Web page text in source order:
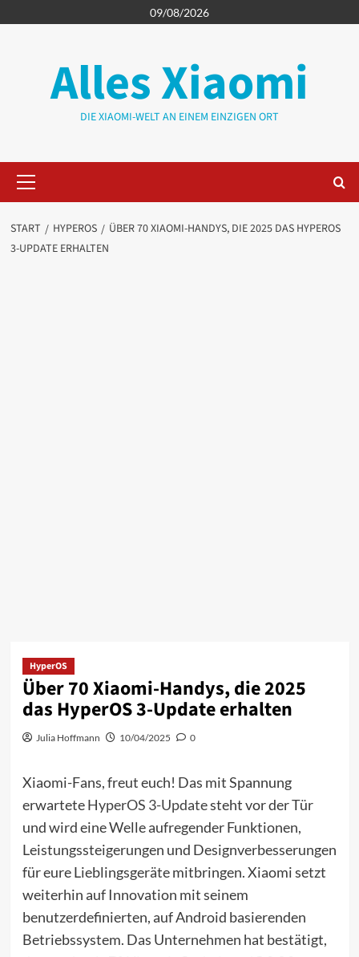
Inhalt
09/08/2026
Alles Xiaomi
DIE XIAOMI-WELT AN EINEM EINZIGEN ORT
Menü
START HYPEROS
ÜBER 70 XIAOMI-HANDYS, DIE 2025 DAS HYPEROS
3-UPDATE ERHALTEN
HyperOS
Über 70 Xiaomi-Handys, die 2025
das HyperOS 3-Update erhalten
Julia Hoffmann 10/04/2025 0
Xiaomi-Fans, freut euch! Das mit Spannung
erwarteteHyperOS 3-Updatesteht vor der Tür
und wird eine Welle aufregender Funktionen,
Leistungssteigerungen und Designverbesserungen
für eure Lieblingsgeräte mitbringen. Xiaomi setzt
weiterhin auf Innovation mit seinem
benutzerdefinierten, auf Android basierenden
Betriebssystem. Das Unternehmen hat bestätigt,